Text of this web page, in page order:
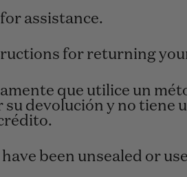
for assistance.
for returning
que utilice un
devolución y no tiene
been unsealed or